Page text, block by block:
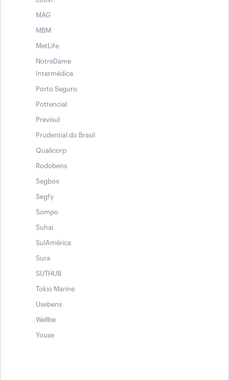
MAG
MBM
MetLife
NotreDame
Intermédica
Porto Seguro
Pottencial
Previsul
Prudential do Brasil
Qualicorp
Rodobens
Segbox
Segfy
Sompo
Suhai
SulAmérica
Sura
SUTHUB
Tokio Marine
Usebens
Wellbe
Youse